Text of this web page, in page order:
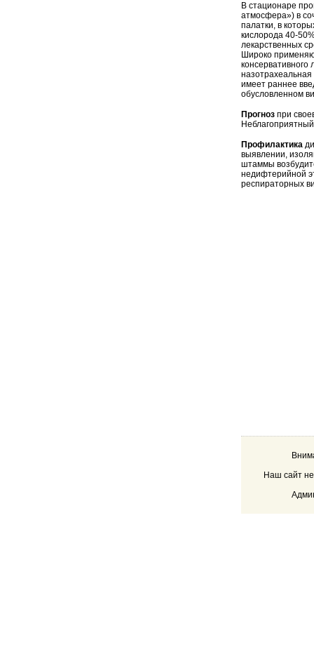
В стационаре
атмосфера») в
палатки, в
кислорода 40-
лекарственных
Широко
консервативного
имеет раннее
обусловленном
Прогноз при
Профилактика
выявлении,
штаммы
недифтерийной
респираторных
Наш сайт